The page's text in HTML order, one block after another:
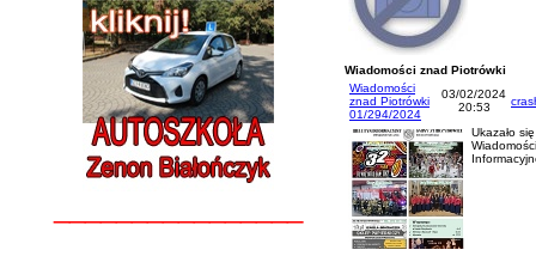
Wiadomości znad Piotrówki
Wiadomości
znad Piotrówki
01/294/2024
03/02/2024
20:53
Ukazało